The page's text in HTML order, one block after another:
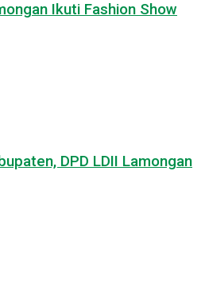
Ikuti Fashion Show
DPD LDII Lamongan